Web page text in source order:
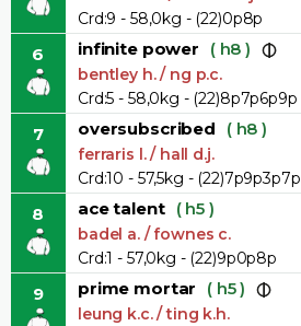
Crd:9 - 58,0kg - (22)0p8p
6 infinite power ( h8 )
bentley h. / ng p.c.
Crd:5 - 58,0kg - (22)8p7p6p9p
7 oversubscribed ( h8 )
ferraris l. / hall d.j.
Crd:10 - 57,5kg - (22)7p9p3p7p
8 ace talent ( h5 )
badel a. / fownes c.
Crd:1 - 57,0kg - (22)9p0p8p
9 prime mortar ( h5 )
leung k.c. / ting k.h.